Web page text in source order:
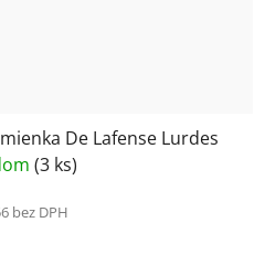
De Lafense Lurdes
(3 ks)
bez DPH